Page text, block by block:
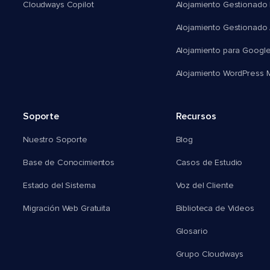
Cloudways Copilot Alojamiento Gestionado
Alojamiento Gestionado
Alojamiento para
Alojamiento WordPress
Soporte
Nuestro Soporte
Base de Conocimientos
Estado del Sistema
Migración Web Gratuita
Recursos
Blog
Casos de Estudio
Voz del Cliente
Biblioteca de Videos
Glosario
Grupo Cloudways